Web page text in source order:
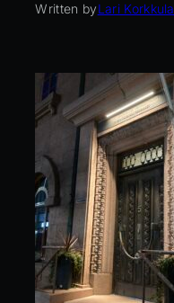
Written byLari Korkkula